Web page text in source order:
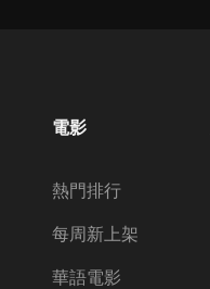
電影
熱門排行
每周新上架
華語電影